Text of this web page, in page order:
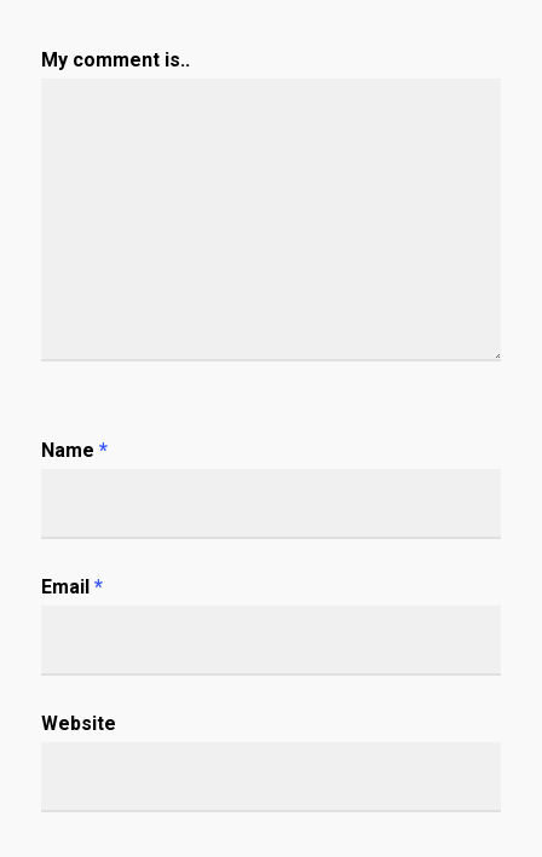
My comment is..
Name *
Email *
Website